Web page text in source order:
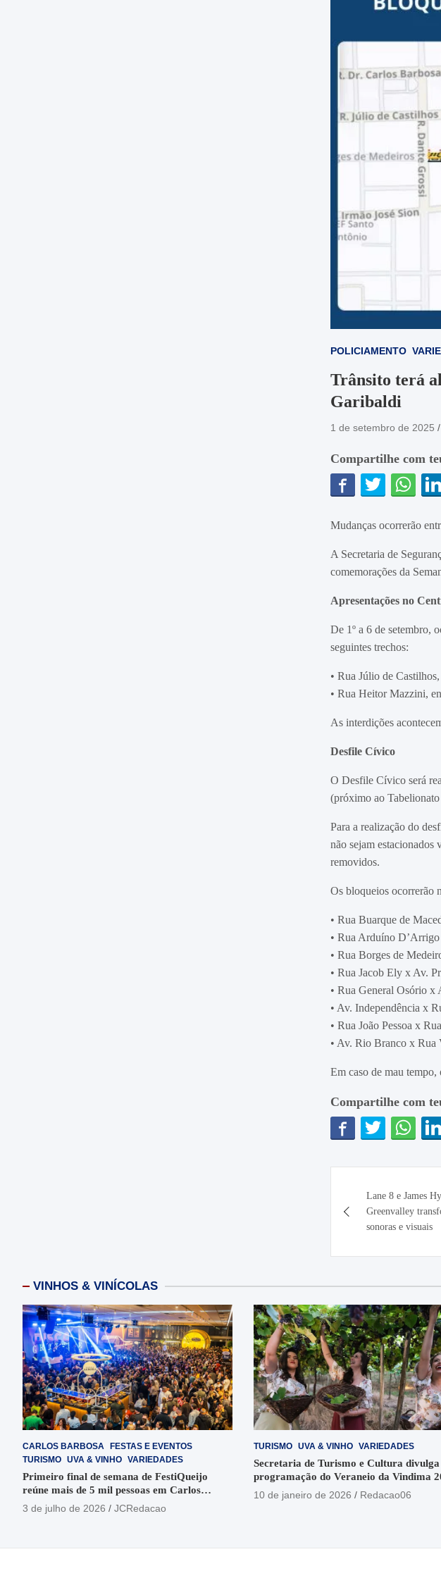
POLICIAMENTO
Trânsito terá
Garibaldi
1 de setembro de 2025
Compartilhe com
Mudanças ocorrerão
A Secretaria de
comemorações da
Apresentações no
De 1º a 6 de setembro,
seguintes trechos:
• Rua Júlio de
• Rua Heitor Mazzini,
As interdições
Desfile Cívico
O Desfile Cívico será
(próximo ao
Para a realização do
não sejam estacionados
removidos.
Os bloqueios ocorrerão
• Rua Buarque de
• Rua Arduíno
• Rua Borges de
• Rua Jacob Ely x Av.
• Rua General Osório x
• Av. Independência x
• Rua João Pessoa x
• Av. Rio Branco x Rua
Em caso de mau
Compartilhe com
de
Post
Lane 8 e James
Greenvalley
sonoras e visuais
VINHOS & VINÍCOLAS
CARLOS BARBOSA
FESTAS E EVENTOS
TURISMO UVA & VINHO VARIEDADES
Primeiro final de semana de FestiQueijo
reúne mais de 5 mil pessoas em Carlos
Barbosa
3 de julho de 2026 JCRedacao
TURISMO UVA & VINHO VARIEDADES
Secretaria de Turismo e Cultura divulga
programação do Veraneio da Vindima
em Garibaldi
10 de janeiro de 2026 Redacao06